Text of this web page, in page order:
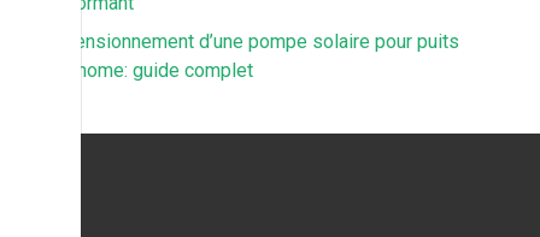
Dimensionnement d’une pompe solaire pour puits
autonome: guide complet